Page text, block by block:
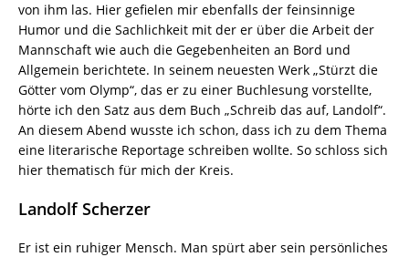
von ihm las. Hier gefielen mir ebenfalls der feinsinnige
Humor und die Sachlichkeit mit der er über die Arbeit der
Mannschaft wie auch die Gegebenheiten an Bord und
Allgemein berichtete. In seinem neuesten Werk „Stürzt die
Götter vom Olymp“, das er zu einer Buchlesung vorstellte,
hörte ich den Satz aus dem Buch „Schreib das auf, Landolf“.
An diesem Abend wusste ich schon, dass ich zu dem Thema
eine literarische Reportage schreiben wollte. So schloss sich
hier thematisch für mich der Kreis.
Landolf Scherzer
Er ist ein ruhiger Mensch. Man spürt aber sein persönliches